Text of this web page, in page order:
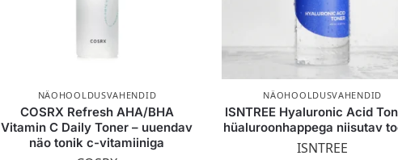
NÄOHOOLDUSVAHENDID
COSRX Refresh AHA/BHA
Vitamin C Daily Toner – uuendav
näo tonik c-vitamiiniga
NÄOHOOLDUSVAHENDID
ISNTREE Hyaluronic Acid
hüaluroonhappega niisutav
ISNTREE